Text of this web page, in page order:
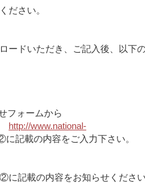
ださい。
ードいただき、ご記入後、以下
ォームから
http://www.national-
記載の内容をご入力下さい。
に記載の内容をお知らせくださ